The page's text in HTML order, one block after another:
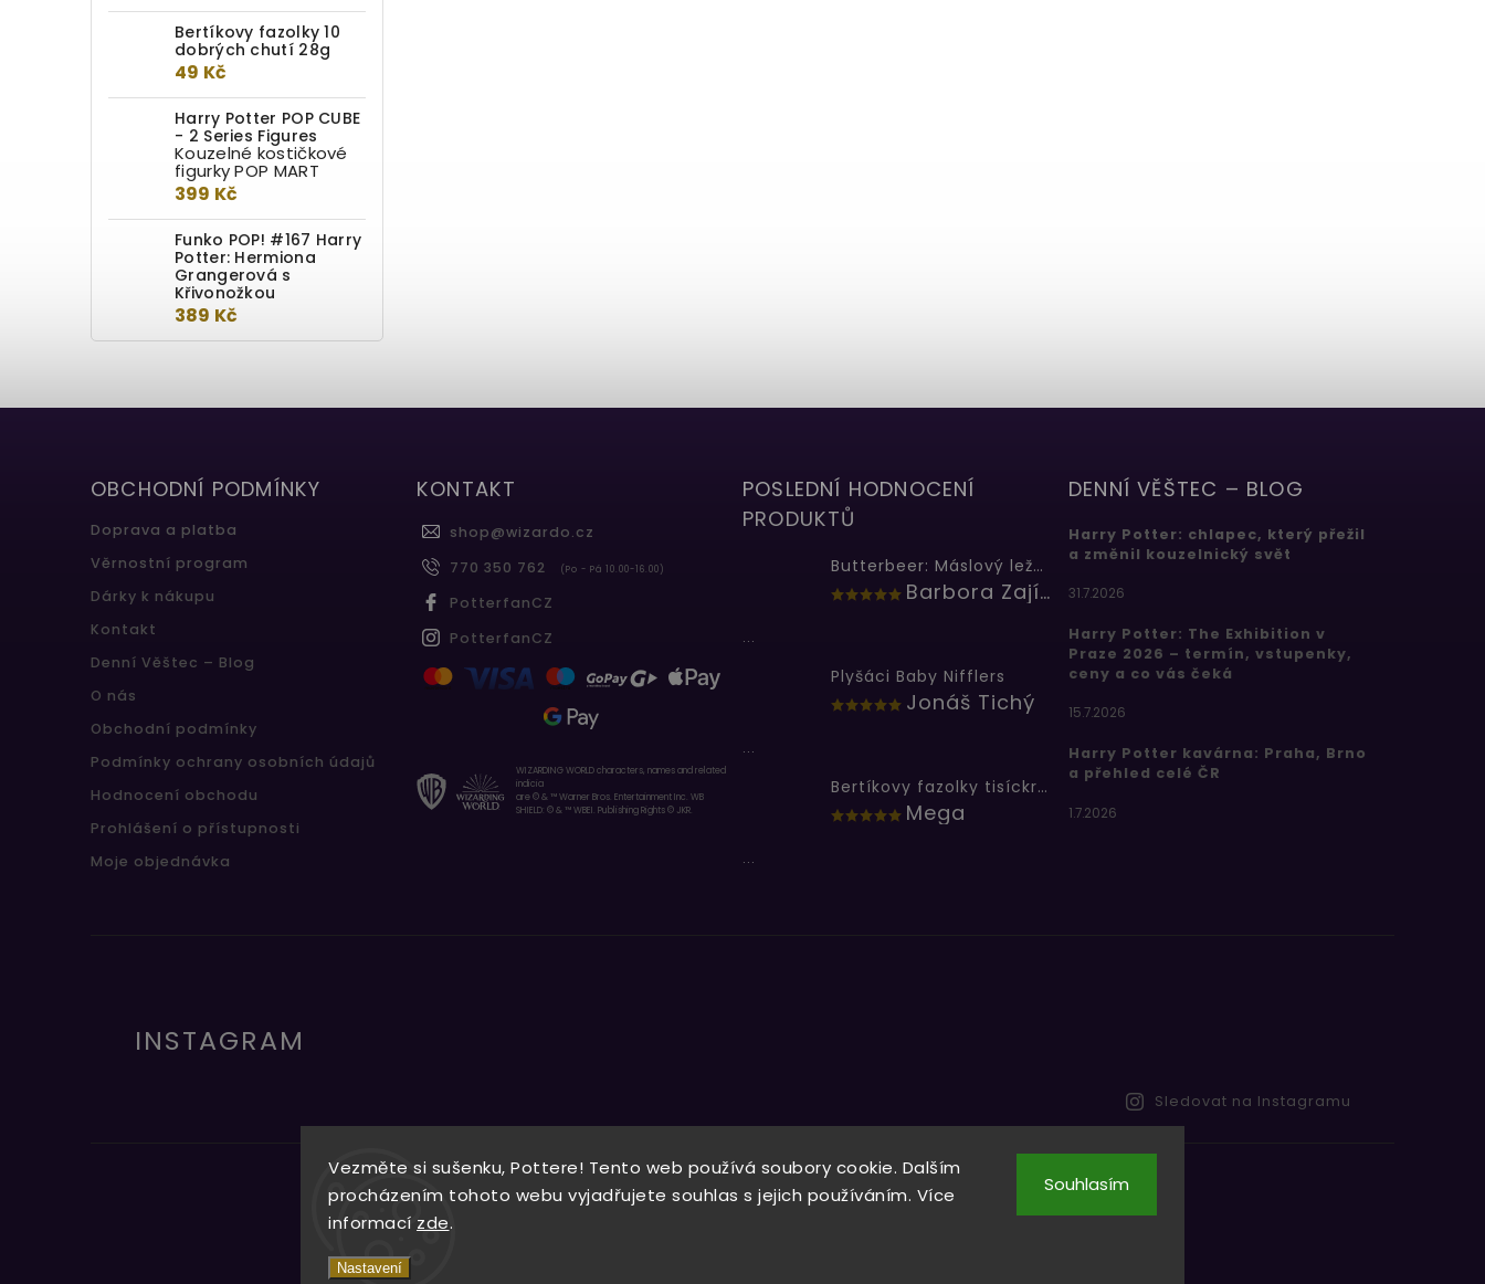
Vezměte si sušenku, Pottere! Tento web používá soubory cookie. Dalším
procházením tohoto webu vyjadřujete souhlas s jejich používáním. Více
informací zde.
Nastavení
Souhlasím
Bertíkovy fazolky 10
dobrých chutí 28g
49 Kč
Harry Potter POP CUBE
- 2 Series Figures
Kouzelné kostičkové
figurky POP MART
399 Kč
Funko POP! #167 Harry
Potter: Hermiona
Grangerová s
Křivonožkou
389 Kč
OBCHODNÍ PODMÍNKY
Doprava a platba
Věrnostní program
Dárky k nákupu
Kontakt
Denní Věštec – Blog
O nás
Obchodní podmínky
Podmínky ochrany osobních údajů
Hodnocení obchodu
Prohlášení o přístupnosti
Moje objednávka
KONTAKT
shop@wizardo.cz
770 350 762
(Po - Pá 10.00-16.00)
PotterfanCZ
PotterfanCZ
WIZARDING WORLD characters, names and related
indicia
are © & ™ Warner Bros. Entertainment Inc. WB
SHIELD: © & ™ WBEI. Publishing Rights © JKR.
POSLEDNÍ HODNOCENÍ
PRODUKTŮ
Butterbeer: Máslový ležák
Barbora Zajícová
...
Plyšáci Baby Nifflers
Jonáš Tichý
...
Bertíkovy fazolky tisíckrát jinak
Mega
...
DENNÍ VĚŠTEC – BLOG
Harry Potter: chlapec, který přežil
a změnil kouzelnický svět
31.7.2026
Harry Potter: The Exhibition v
Praze 2026 – termín, vstupenky,
ceny a co vás čeká
15.7.2026
Harry Potter kavárna: Praha, Brno
a přehled celé ČR
1.7.2026
INSTAGRAM
Sledovat na Instagramu
Copyright 2026Wizardo. Všechna práva vyhrazena.